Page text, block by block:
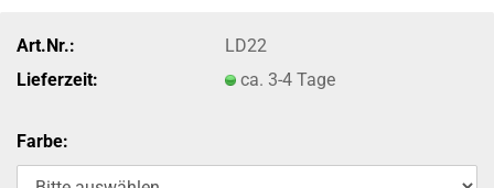
Art.Nr.:
LD22
Lieferzeit:
ca. 3-4 Tage
Farbe: